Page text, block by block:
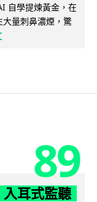
自學提煉黃金，在
量刺鼻濃煙，驚
89
入耳式監聽